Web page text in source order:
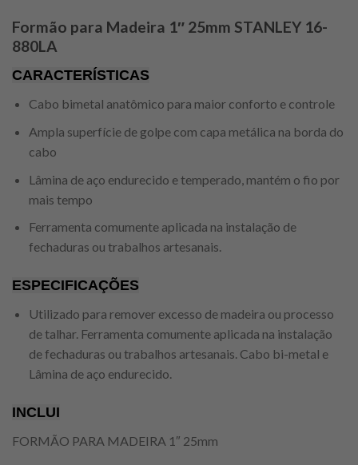
Formão para Madeira 1″ 25mm STANLEY 16-
880LA
CARACTERÍSTICAS
Cabo bimetal anatômico para maior conforto e controle
Ampla superfície de golpe com capa metálica na borda do
cabo
Lâmina de aço endurecido e temperado, mantém o fio por
mais tempo
Ferramenta comumente aplicada na instalação de
fechaduras ou trabalhos artesanais.
ESPECIFICAÇÕES
Utilizado para remover excesso de madeira ou processo
de talhar. Ferramenta comumente aplicada na instalação
de fechaduras ou trabalhos artesanais. Cabo bi-metal e
Lâmina de aço endurecido.
INCLUI
FORMÃO PARA MADEIRA 1″ 25mm